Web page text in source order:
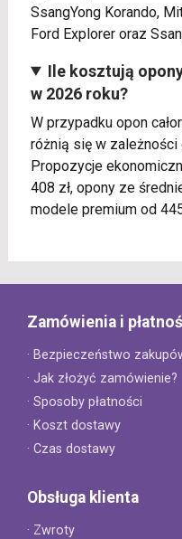
SsangYong Korando,
Ford Explorer oraz
Ile kosztują
w 2026 roku?
W przypadku opon
różnią się w zależności
Propozycje
408 zł, opony ze
modele premium od
Zamówienia i
· Bezpieczeństwo
· Jak złożyć zamówienie?
· Sposoby płatności
· Koszt dostawy
· Czas dostawy
Obsługa klienta
· Zwroty